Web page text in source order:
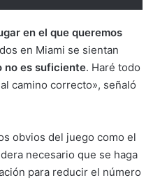
en el que queremos
en Miami se sientan
no es suficiente. Haré todo
camino correcto», señaló
obvios del juego como el
necesario que se haga
para reducir el número